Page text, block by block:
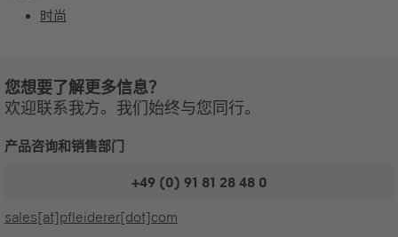
时尚
您想要了解更多信息？
欢迎联系我方。我们始终与您同行。
产品咨询和销售部门
+49 (0) 91 81 28 48 0
sales[at]pfleiderer[dot]com